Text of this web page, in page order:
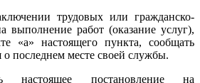
трудовых или гражданско-
выполнение работ (оказание услуг),
«а» настоящего пункта, сообщать
о последнем месте своей службы.
настоящее постановление на